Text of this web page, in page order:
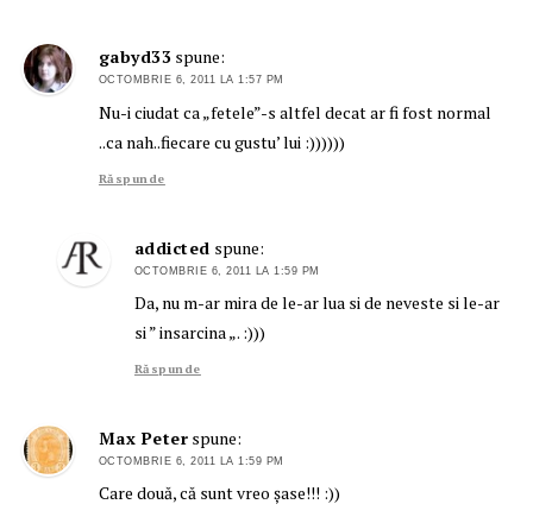
gabyd33 spune:
OCTOMBRIE 6, 2011 LA 1:57 PM
Nu-i ciudat ca „fetele”-s altfel decat ar fi fost normal
..ca nah..fiecare cu gustu’ lui :))))))
Răspunde
addicted spune:
OCTOMBRIE 6, 2011 LA 1:59 PM
Da, nu m-ar mira de le-ar lua si de neveste si le-ar
si ” insarcina „. :)))
Răspunde
Max Peter spune:
OCTOMBRIE 6, 2011 LA 1:59 PM
Care două, că sunt vreo şase!!! :))